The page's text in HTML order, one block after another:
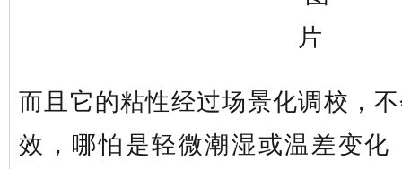
而且它的粘性经过场景化调校，
效，哪怕是轻微潮湿或温差变化